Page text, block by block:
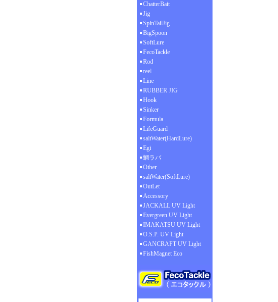
ChatterBait
Jig
SpinTailJig
BigSpoon
SoftLure
FecoTackle
Rod
reel
Line
RUBBER JIG
Hook
Sinker
Formula
LifeGuard
saltWater(HardLure)
Egi
鯛ラバ
Other
saltWater(SoftLure)
OutLet
Accessory
JACKALL UV Light
Evergreen UV Light
IMAKATSU UV Light
O.S.P. UV Light
GANCRAFT UV Light
FishMagnet Eco